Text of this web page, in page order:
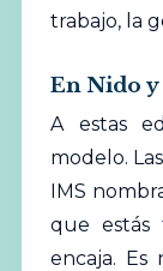
trabajo, la
En Nido y
A estas
modelo.
IMS
que
encaja. Es